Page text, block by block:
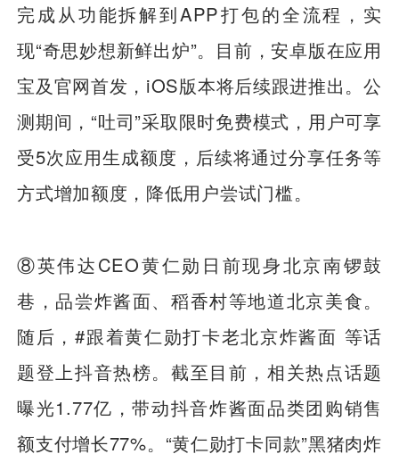
完成从功能拆解到APP打包的全流程，实
现“奇思妙想新鲜出炉”。目前，安卓版在应用
宝及官网首发，iOS版本将后续跟进推出。公
测期间，“吐司”采取限时免费模式，用户可享
受5次应用生成额度，后续将通过分享任务等
方式增加额度，降低用户尝试门槛。
⑧英伟达CEO黄仁勋日前现身北京南锣鼓
巷，品尝炸酱面、稻香村等地道北京美食。
随后，#跟着黄仁勋打卡老北京炸酱面 等话
题登上抖音热榜。截至目前，相关热点话题
曝光1.77亿，带动抖音炸酱面品类团购销售
额支付增长77%。“黄仁勋打卡同款”黑猪肉炸